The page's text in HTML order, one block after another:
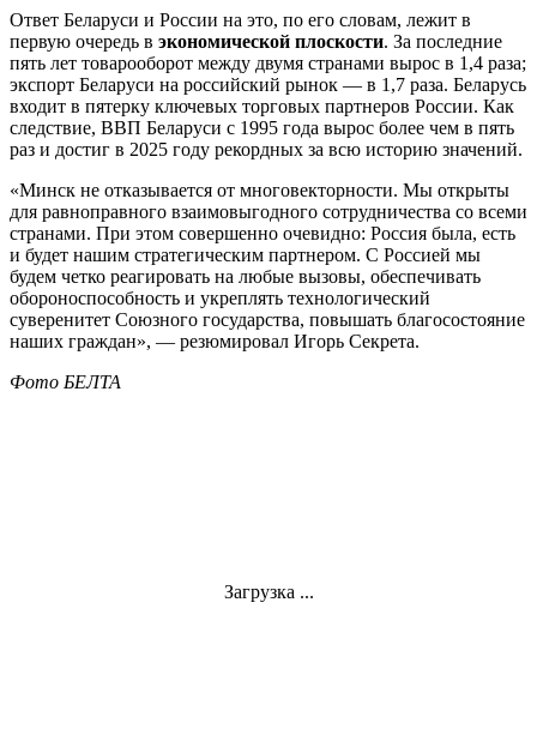
Ответ Беларуси и России на это, по его словам, лежит в
первую очередь в экономической плоскости. За последние
пять лет товарооборот между двумя странами вырос в 1,4 раза;
экспорт Беларуси на российский рынок — в 1,7 раза. Беларусь
входит в пятерку ключевых торговых партнеров России. Как
следствие, ВВП Беларуси с 1995 года вырос более чем в пять
раз и достиг в 2025 году рекордных за всю историю значений.
«Минск не отказывается от многовекторности. Мы открыты
для равноправного взаимовыгодного сотрудничества со всеми
странами. При этом совершенно очевидно: Россия была, есть
и будет нашим стратегическим партнером. С Россией мы
будем четко реагировать на любые вызовы, обеспечивать
обороноспособность и укреплять технологический
суверенитет Союзного государства, повышать благосостояние
наших граждан», — резюмировал Игорь Секрета.
Фото БЕЛТА
Загрузка ...